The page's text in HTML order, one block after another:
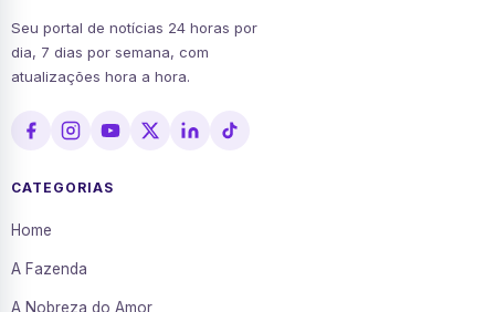
Seu portal de notícias 24 horas por
dia, 7 dias por semana, com
atualizações hora a hora.
CATEGORIAS
Home
A Fazenda
A Nobreza do Amor